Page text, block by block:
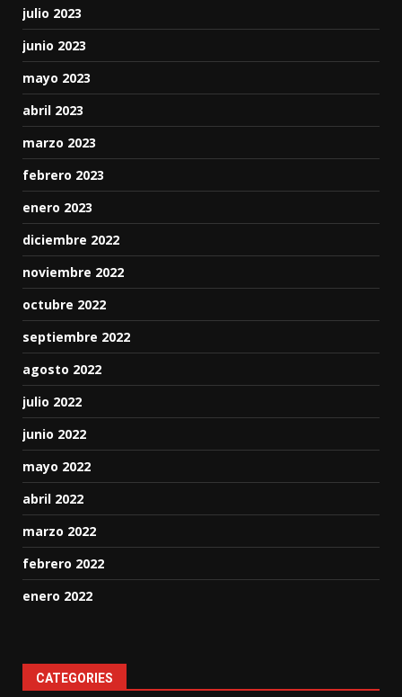
julio 2023
junio 2023
mayo 2023
abril 2023
marzo 2023
febrero 2023
enero 2023
diciembre 2022
noviembre 2022
octubre 2022
septiembre 2022
agosto 2022
julio 2022
junio 2022
mayo 2022
abril 2022
marzo 2022
febrero 2022
enero 2022
CATEGORIES